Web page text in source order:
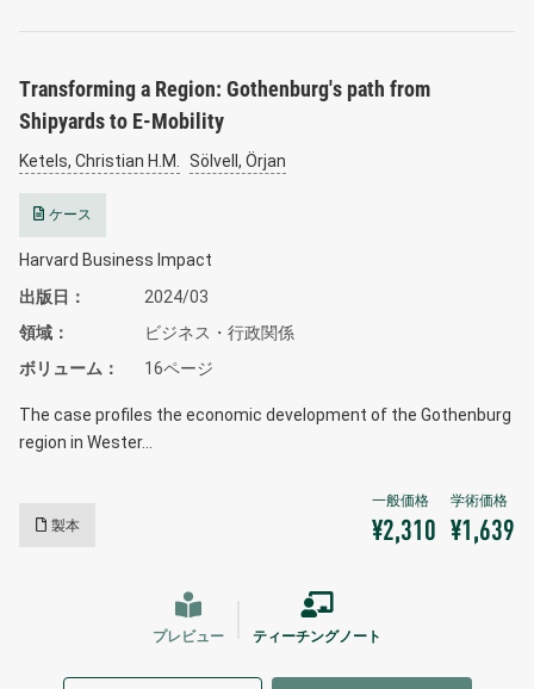
Transforming a Region: Gothenburg's path from
Shipyards to E-Mobility
Ketels, Christian H.M. Sölvell, Örjan
ケース
Harvard Business Impact
出版日
2024/03
領域
ビジネス・行政関係
ボリューム
16ページ
The case profiles the economic development of the Gothenburg
region in Wester…
製本 ¥2,310 ¥1,639
プレビュー ティーチングノート